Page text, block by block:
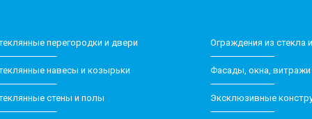
Стеклянные перегородки и двери
навесы и козырьки
стены и полы
Ограждения из стекла
Фасады, окна, витражи
Эксклюзивные